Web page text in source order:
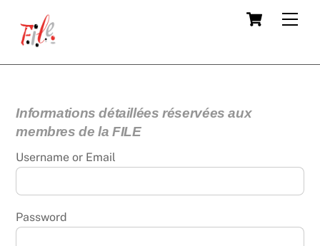
content
Cart
Informations détaillées réservées aux
membres de la FILE
Username or Email
Password